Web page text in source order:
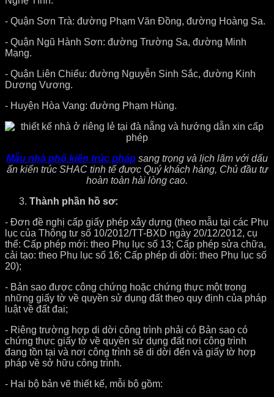
- Quận Sơn Trà: đường Phạm Văn Đồng, đường Hoàng Sa.
- Quận Ngũ Hành Sơn: đường Trường Sa, đường Minh
Mạng.
- Quận Liên Chiểu: đường Nguyễn Sinh Sắc, đường Kinh
Dương Vương.
- Huyện Hòa Vang: đường Phạm Hùng.
Mẫu nhà phố kiến trúc pháp sang trọng và lịch lãm với dấu
ấn kiến trúc SHAC tinh tế được Quý khách hàng, Chủ đầu tư
hoàn toàn hài lòng cao.
Thành phần hồ sơ:
- Đơn đề nghị cấp giấy phép xây dựng (theo mẫu tại các Phụ
lục của Thông tư số 10/2012/TT-BXD ngày 20/12/2012, cụ
thể: Cấp phép mới: theo Phụ lục số 13; Cấp phép sửa chữa,
cải tạo: theo Phụ lục số 16; Cấp phép di dời: theo Phụ lục số
20);
- Bản sao được công chứng hoặc chứng thực một trong
những giấy tờ về quyền sử dụng đất theo quy định của pháp
luật về đất đai;
- Riêng trường hợp di dời công trình phải có Bản sao có
chứng thực giấy tờ về quyền sử dụng đất nơi công trình
đang tồn tại và nơi công trình sẽ di dời đến và giấy tờ hợp
pháp về sở hữu công trình.
- Hai bộ bản vẽ thiết kế, mỗi bộ gồm: